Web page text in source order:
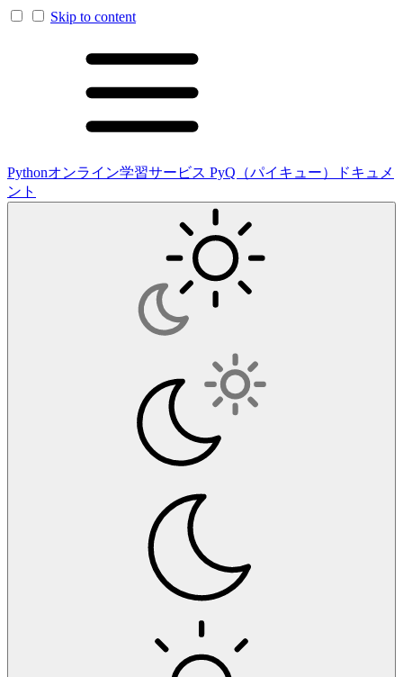
Skip to content
Pythonオンライン学習サービス PyQ（パイキュー）ドキュメ
ント